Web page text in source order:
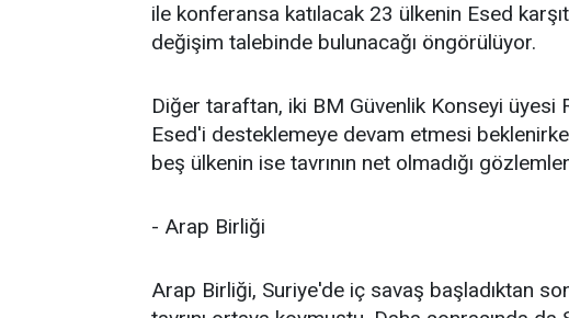
ile konferansa katılacak 23 ülkenin Esed
değişim talebinde bulunacağı öngörülüyor.
Diğer taraftan, iki BM Güvenlik Konseyi üyesi
Esed'i desteklemeye devam etmesi
beş ülkenin ise tavrının net olmadığı
- Arap Birliği
Arap Birliği, Suriye'de iç savaş başladıktan